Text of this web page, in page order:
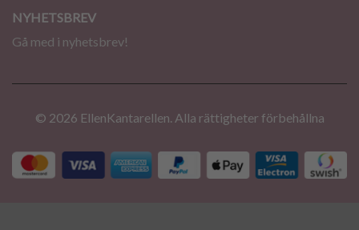
NYHETSBREV
Gå med i nyhetsbrev!
© 2026 EllenKantarellen. Alla rättigheter förbehållna